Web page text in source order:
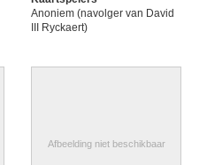
Anoniem (navolger van David
III Ryckaert)
Afbeelding niet beschikbaar